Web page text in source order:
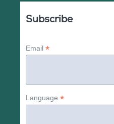
Subscribe
Email*
Language*